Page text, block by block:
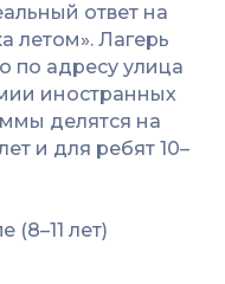
ответ на
летом». Лагерь
по адресу улица
иностранных
делятся на
и для ребят 10–
лет)